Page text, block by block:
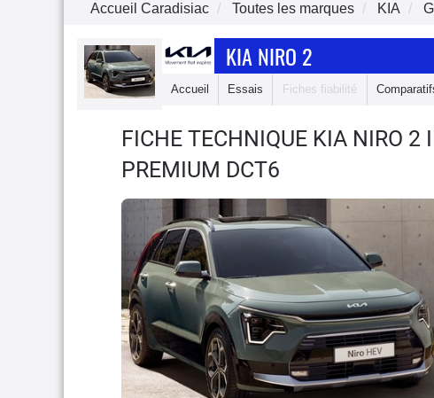
Accueil Caradisiac Toutes les marques KIA
KIA NIRO 2
Accueil Essais Fiches fiabilité
FICHE TECHNIQUE KIA NIRO 2
PREMIUM DCT6